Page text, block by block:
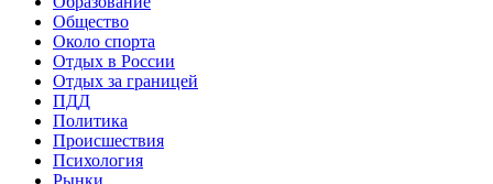
Общество
Около спорта
Отдых в России
Отдых за границей
ПДД
Политика
Происшествия
Психология
Рынки